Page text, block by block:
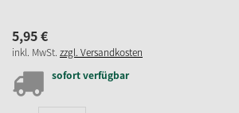
5,95€
inkl. MwSt. zzgl. Versandkosten
sofort verfügbar